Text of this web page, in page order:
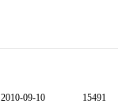
2010-09-10 15491